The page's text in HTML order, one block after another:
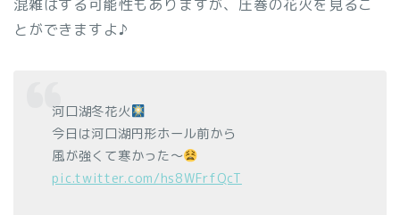
混雑はする可能性もありますが、圧巻の花火を見るこ
とができますよ♪
河口湖冬花火
今日は河口湖円形ホール前から
風が強くて寒かった〜
pic.twitter.com/hs8WFrfQcT